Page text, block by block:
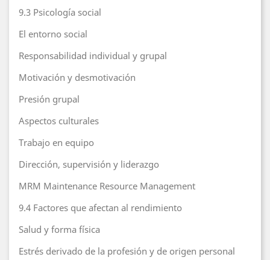
9.3 Psicología social
El entorno social
Responsabilidad individual y grupal
Motivación y desmotivación
Presión grupal
Aspectos culturales
Trabajo en equipo
Dirección, supervisión y liderazgo
MRM Maintenance Resource Management
9.4 Factores que afectan al rendimiento
Salud y forma física
Estrés derivado de la profesión y de origen personal